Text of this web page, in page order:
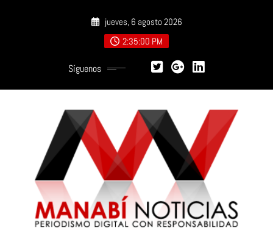
jueves, 6 agosto 2026
2:35:02 PM
Síguenos